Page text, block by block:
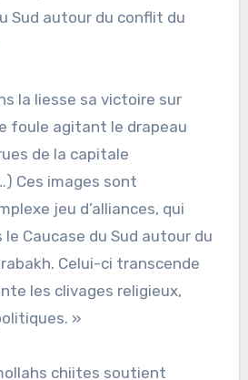
Sud autour du conflit du
la liesse sa victoire sur
foule agitant le drapeau
de la capitale
Ces images sont
jeu d’alliances, qui
le Caucase du Sud autour du
Celui-ci transcende
les clivages religieux,
»
chiites soutient